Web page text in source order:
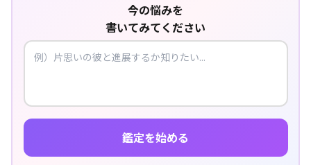
今の悩みを
書いてみてください
鑑定を始める